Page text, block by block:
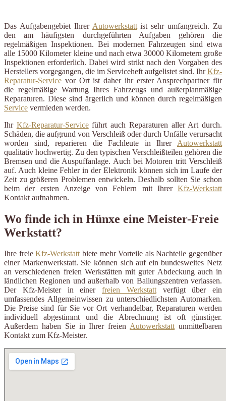
Das Aufgabengebiet Ihrer Autowerkstattist sehr umfangreich. Zu
den am häufigsten durchgeführten Aufgaben gehören die
regelmäßigen Inspektionen. Bei modernen Fahrzeugen sind etwa
alle 15000 Kilometer kleine und nach etwa 30000 Kilometern große
Inspektionen erforderlich. Dabei wird strikt nach den Vorgaben des
Herstellers vorgegangen, die im Serviceheft aufgelistet sind. IhrKfz-
Reparatur-Service vor Ort ist daher ihr erster Ansprechpartner für
die regelmäßige Wartung Ihres Fahrzeugs und außerplanmäßige
Reparaturen. Diese sind ärgerlich und können durch regelmäßigen
Service vermieden werden.
Ihr Kfz-Reparatur-Serviceführt auch Reparaturen aller Art durch.
Schäden, die aufgrund von Verschleiß oder durch Unfälle verursacht
worden sind, reparieren die Fachleute in Ihrer Autowerkstatt
qualitativ hochwertig. Zu den typischen Verschleißteilen gehören die
Bremsen und die Auspuffanlage. Auch bei Motoren tritt Verschleiß
auf. Auch kleine Fehler in der Elektronik können sich im Laufe der
Zeit zu größeren Problemen entwickeln. Deshalb sollten Sie schon
beim der ersten Anzeige von Fehlern mit Ihrer Kfz-Werkstatt
Kontakt aufnahmen.
Wo finde ich in Hünxe eine Meister-Freie
Werkstatt?
Ihre freieKfz-Werkstattbiete mehr Vorteile als Nachteile gegenüber
einer Markenwerkstatt. Sie können sich auf ein bundesweites Netz
an verschiedenen freien Werkstätten mit guter Abdeckung auch in
ländlichen Regionen und außerhalb von Ballungszentren verlassen.
Der Kfz-Meister in einer freien Werkstattverfügt über ein
umfassendes Allgemeinwissen zu unterschiedlichsten Automarken.
Die Preise sind für Sie vor Ort verhandelbar, Reparaturen werden
individuell abgestimmt und die Abrechnung ist oft günstiger.
Außerdem haben Sie in Ihrer freienAutowerkstattunmittelbaren
Kontakt zum Kfz-Meister.